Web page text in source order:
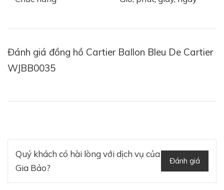
Tham khảo:Review đồng hồ Cartier Captive de
Cartier - Nét đẹp quý phái gửi tặng mỗi quý cô
Đánh giá đồng hồ Cartier Ballon Bleu De Cartier
WJBB0035
Quý khách có hài lòng với dịch vụ của
Gia Bảo?
Đánh giá